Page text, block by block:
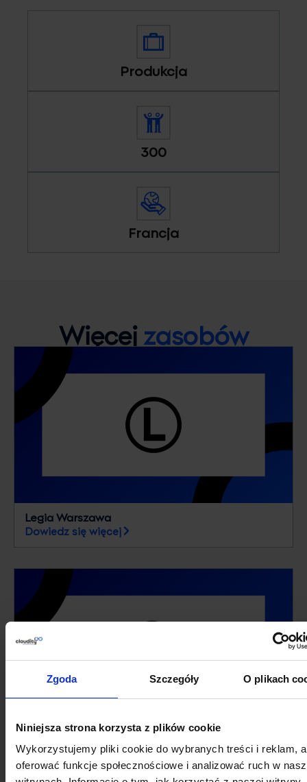
Zgoda Szczegóły O plikach
Niniejsza strona korzysta z plików cookie
Wykorzystujemy pliki cookie do wybranych treści i reklam,
oferować funkcje społecznościowe i analizować ruch w
Produkcja
300
Francja
Więcejzasobów
Legia Warszawa
Dowiedz się więcej
Boardriders
Dowiedz się więcej